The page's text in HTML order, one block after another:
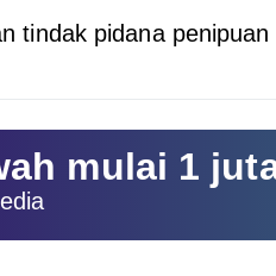
tindak pidana
mulai 1